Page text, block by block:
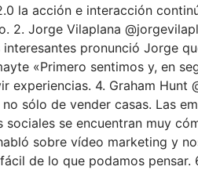
la acción e interacción
Jorge Vilaplana
pronunció Jorge
«Primero sentimos y, en
4. Graham Hunt
sólo de vender casas. Las
se encuentran muy
sobre vídeo marketing y
de lo que podamos pensar.